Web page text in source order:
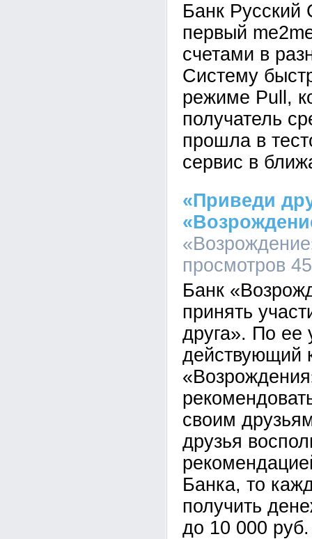
Банк Русский
первый
счетами в
Систему
режиме Pull,
получатель
прошла в
сервис в
«Приведи
просмотров
Банк
принять
друга». По ее
действующий
своим
друзья
Банка, то
получить
до 10 000 руб.